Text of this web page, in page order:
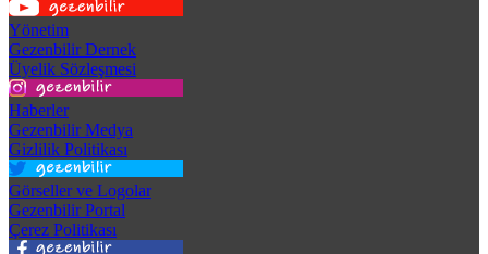
Yönetim
Gezenbilir Dernek
Üyelik Sözleşmesi
Haberler
Gezenbilir Medya
Gizlilik Politikası
Görseller ve Logolar
Gezenbilir Portal
Çerez Politikası